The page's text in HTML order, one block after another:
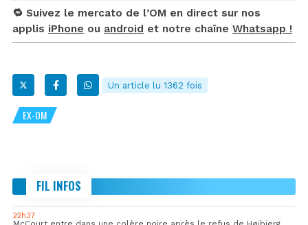
🔁 Suivez le mercato de l’OM en direct sur nos
applis iPhone ou android et notre chaîne Whatsapp !
Un article lu 1362 fois
EX-OM
FIL INFOS
22h37